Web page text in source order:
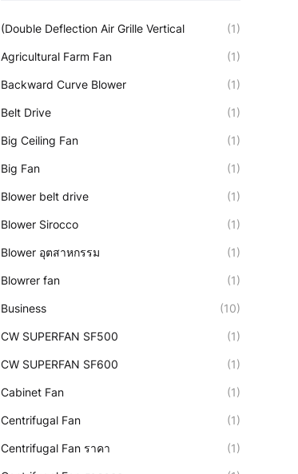
(Double Deflection Air Grille Vertical (1)
Agricultural Farm Fan (1)
Backward Curve Blower (1)
Belt Drive (1)
Big Ceiling Fan (1)
Big Fan (1)
Blower belt drive (1)
Blower Sirocco (1)
Blower อุตสาหกรรม (1)
Blowrer fan (1)
Business (10)
CW SUPERFAN SF500 (1)
CW SUPERFAN SF600 (1)
Cabinet Fan (1)
Centrifugal Fan (1)
Centrifugal Fan ราคา (1)